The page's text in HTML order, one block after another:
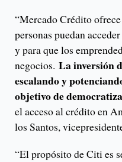
“Mercado Crédito
personas puedan
y para que los
negocios. La inversión
escalando y
objetivo de
el acceso al crédito en
los Santos,
“El propósito de Citi es